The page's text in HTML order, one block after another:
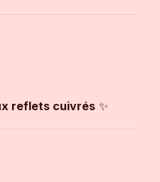
reflets cuivrés ✨